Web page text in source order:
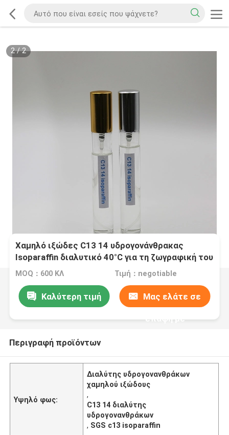
2/2
Χαμηλό ιξώδες C13 14 υδρογονάνθρακας
Isoparaffin διαλυτικό 40°C για τη ζωγραφική του
επιστρώματος
MOQ：600 ΚΛ Τιμή：negotiable
Καλύτερη τιμή Μας ελάτε σε
επαφή με
Περιγραφή προϊόντων
Υψηλό φως:
Διαλύτης υδρογονανθράκων
χαμηλού ιξώδους
,
C13 14 διαλύτης
υδρογονανθράκων
, SGS c13 isoparaffin